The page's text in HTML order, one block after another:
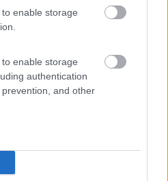
enable storage
enable storage
authentication
and other
gestore accogliente e
pizzeria, bene!